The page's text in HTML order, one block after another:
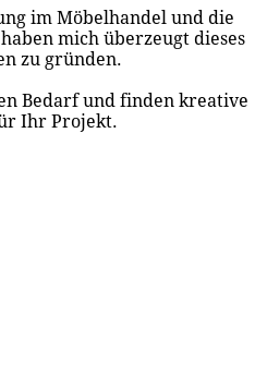
im Möbelhandel und die
mich überzeugt dieses
zu gründen.
Bedarf und finden kreative
Ihr Projekt.